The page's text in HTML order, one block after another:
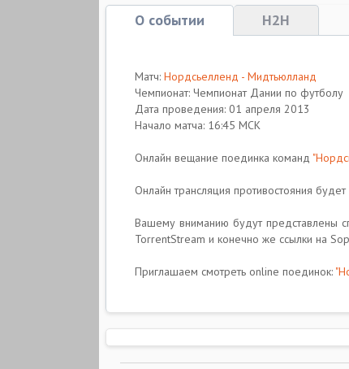
О событии H2H
Матч: Нордсьелленд - Мидтьюлланд
Чемпионат: Чемпионат Дании по футболу
Дата проведения: 01 апреля 2013
Начало матча: 16:45 МСК
Онлайн вещание поединка команд
Онлайн трансляция противостояния
Вашему вниманию будут представлены
TorrentStream и конечно же ссылки на
Приглашаем смотреть online поединок: